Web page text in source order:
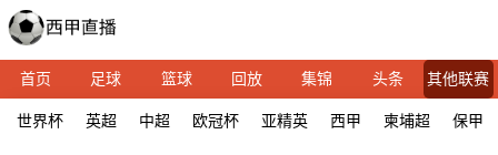
首页 足球 篮球 回放 集锦 头条 其他联赛
世界杯 英超 中超 欧冠杯 亚精英 西甲 柬埔超 保甲